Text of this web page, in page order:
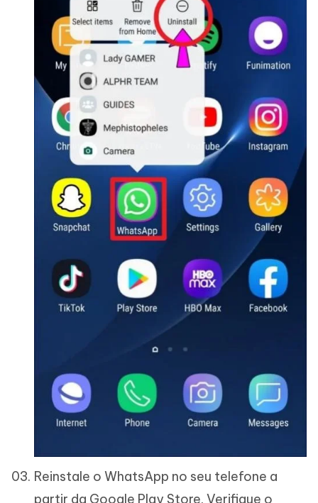
Reinstale o WhatsApp no seu telefone a
partir da Google Play Store. Verifique o